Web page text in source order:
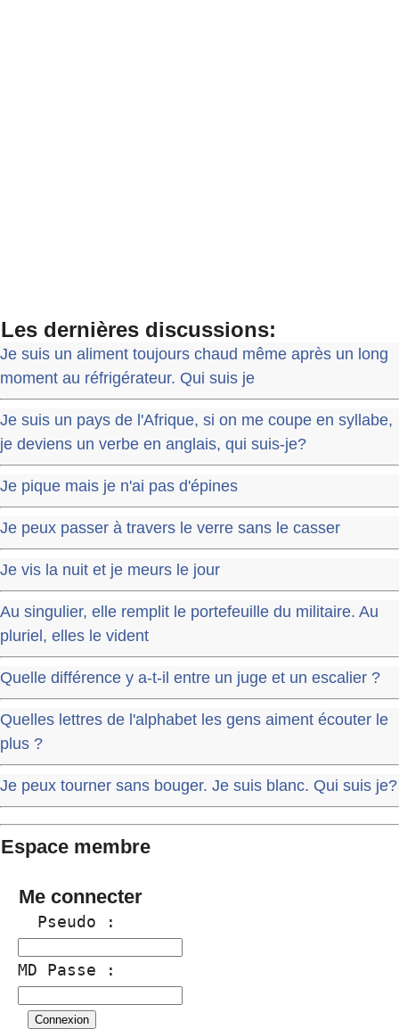
Les dernières discussions:
Je suis un aliment toujours chaud même après un long
moment au réfrigérateur. Qui suis je
Je suis un pays de l'Afrique, si on me coupe en syllabe,
je deviens un verbe en anglais, qui suis-je?
Je pique mais je n'ai pas d'épines
Je peux passer à travers le verre sans le casser
Je vis la nuit et je meurs le jour
Au singulier, elle remplit le portefeuille du militaire. Au
pluriel, elles le vident
Quelle différence y a-t-il entre un juge et un escalier ?
Quelles lettres de l'alphabet les gens aiment écouter le
plus ?
Je peux tourner sans bouger. Je suis blanc. Qui suis je?
Espace membre
Me connecter
  Pseudo :
MD Passe :